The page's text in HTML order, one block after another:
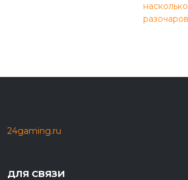
24gaming.ru
ДЛЯ СВЯЗИ